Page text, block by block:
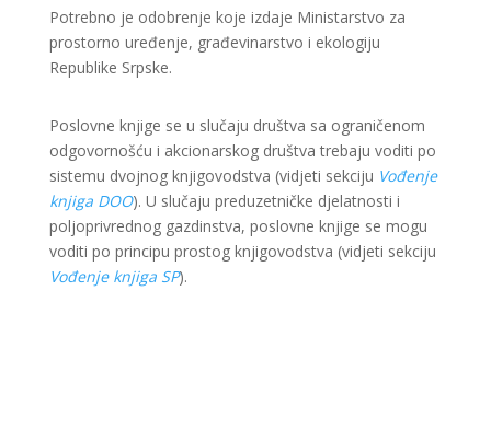
Potrebno je odobrenje koje izdaje Ministarstvo za
prostorno uređenje, građevinarstvo i ekologiju
Republike Srpske.
Poslovne knjige se u slučaju društva sa ograničenom
odgovornošću i akcionarskog društva trebaju voditi po
sistemu dvojnog knjigovodstva (vidjeti sekciju Vođenje
knjiga DOO). U slučaju preduzetničke djelatnosti i
poljoprivrednog gazdinstva, poslovne knjige se mogu
voditi po principu prostog knjigovodstva (vidjeti sekciju
Vođenje knjiga SP).